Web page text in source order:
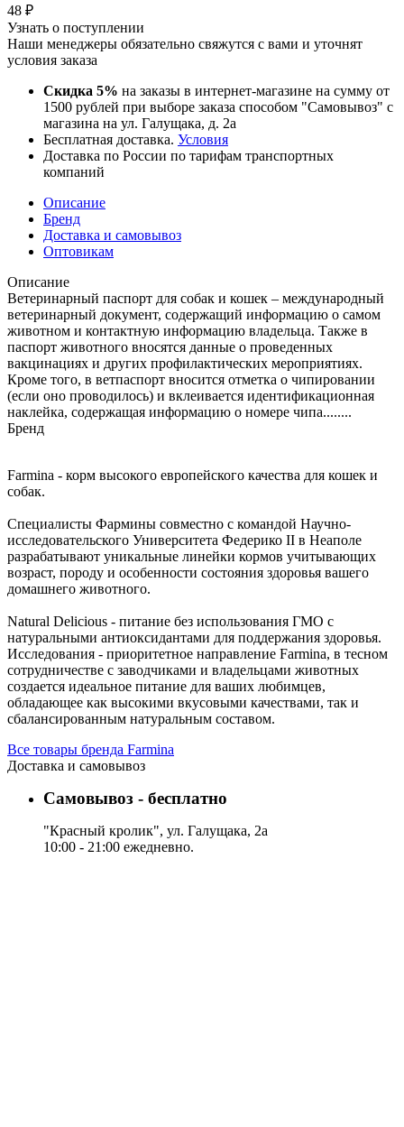
48 ₽
Узнать о поступлении
Наши менеджеры обязательно свяжутся с вами и уточнят
условия заказа
Скидка 5% на заказы в интернет-магазине на сумму от
1500 рублей при выборе заказа способом "Самовывоз" с
магазина на ул. Галущака, д. 2а
Бесплатная доставка. Условия
Доставка по России по тарифам транспортных
компаний
Описание
Бренд
Доставка и самовывоз
Оптовикам
Описание
Ветеринарный паспорт для собак и кошек – международный
ветеринарный документ, содержащий информацию о самом
животном и контактную информацию владельца. Также в
паспорт животного вносятся данные о проведенных
вакцинациях и других профилактических мероприятиях.
Кроме того, в ветпаспорт вносится отметка о чипировании
(если оно проводилось) и вклеивается идентификационная
наклейка, содержащая информацию о номере чипа........
Бренд
Farmina - корм высокого европейского качества для кошек и
собак.
Специалисты Фармины совместно с командой Научно-
исследовательского Университета Федерико II в Неаполе
разрабатывают уникальные линейки кормов учитывающих
возраст, породу и особенности состояния здоровья вашего
домашнего животного.
Natural Delicious - питание без использования ГМО с
натуральными антиоксидантами для поддержания здоровья.
Исследования - приоритетное направление Farmina, в тесном
сотрудничестве с заводчиками и владельцами животных
создается идеальное питание для ваших любимцев,
обладающее как высокими вкусовыми качествами, так и
сбалансированным натуральным составом.
Все товары бренда Farmina
Доставка и самовывоз
Самовывоз - бесплатно
"Красный кролик", ул. Галущака, 2а
10:00 - 21:00 ежедневно.